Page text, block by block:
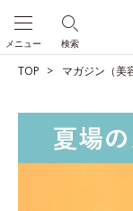
検索
メニュー
TOP マガジン（美